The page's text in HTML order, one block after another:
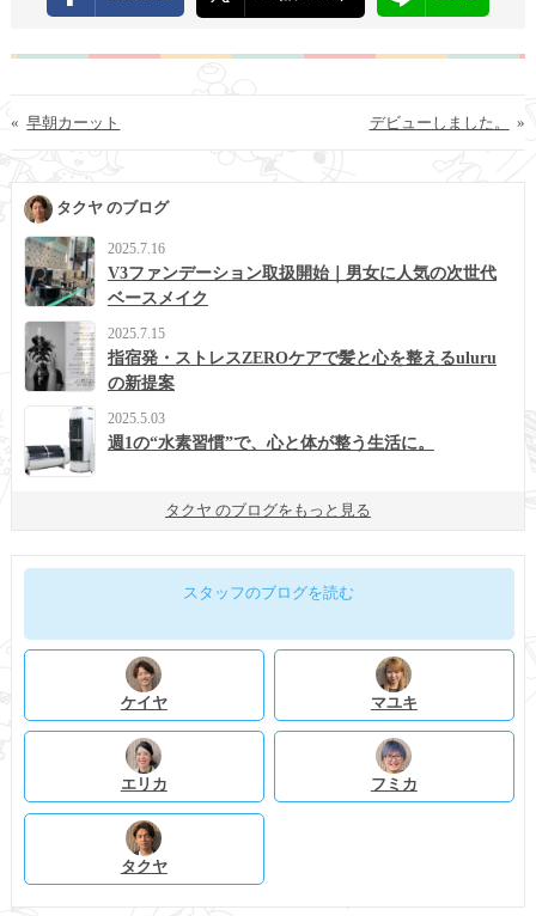
« 早朝カーット »
デビューしました。
タクヤ のブログ
2025.7.16
V3ファンデーション取扱開始｜男女に人気の次世代
ベースメイク
2025.7.15
指宿発・ストレスZEROケアで髪と心を整えるuluru
の新提案
2025.5.03
週1の“水素習慣”で、心と体が整う生活に。
タクヤ のブログをもっと見る
スタッフのブログを読む
ケイヤ マユキ
エリカ フミカ
タクヤ